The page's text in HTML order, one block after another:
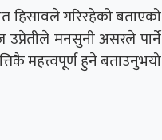
हिसावले गरिरहेको बताएको
मनसुनी असरले पार्ने
महत्त्वपूर्ण हुने बताउनुभयो